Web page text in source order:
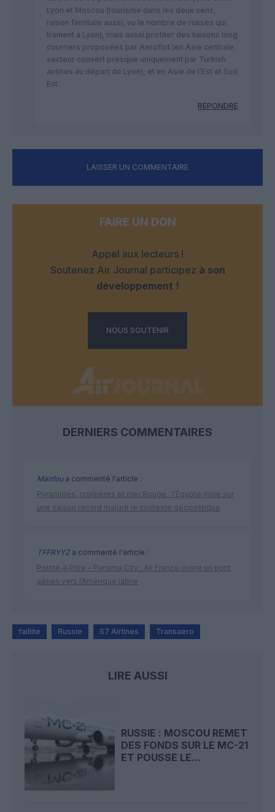
Lyon et Moscou (tourisme dans les deux sens,
raison familiale aussi, vu le nombre de russes qui
trainent à Lyon), mais aussi profiter des liaisons long
courriers proposées par Aeroflot (en Asie centrale,
secteur couvert presque uniquement par Turkish
airlines au départ de Lyon), et en Asie de l’Est et Sud
Est.
RÉPONDRE
LAISSER UN COMMENTAIRE
FAIRE UN DON
Appel aux lecteurs !
Soutenez Air Journal participez à son
développement !
NOUS SOUTENIR
DERNIERS COMMENTAIRES
Manfoua commenté l'article :
Pyramides, croisières et mer Rouge : l’Égypte mise sur
une saison record malgré le contexte géopolitique
TFFRYYZa commenté l'article :
Pointe‑à‑Pitre – Panama City : Air France ouvre un pont
aérien vers l’Amérique latine
faillite Russie S7 Airlines Transaero
LIRE AUSSI
RUSSIE : MOSCOU REMET
DES FONDS SUR LE MC-21
ET POUSSE LE...